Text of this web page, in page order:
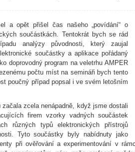
a opět přišel čas našeho „povídání“ o
součástkách. Tentokrát bych se rád
analýzy původnosti, který zaujal
součástky a aplikace pořádaný
doprovodný program na veletrhu AMPER
počtu míst na semináři bych tento
poučný případ popsal i ve svém letošním
začala zcela nenápadně, když jsme dostali
firem vzorky vadných součástek
různých typů elektronických přístrojů
Tyto součástky byly nabídnuty jako
při ověřování a experimentování v